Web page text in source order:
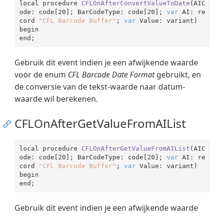
local procedure CFLOnAfterConvertValueToDate (AIC
ode: code[ 20 ]; BarCodeType: code[ 20 ]; var AI: re
cord
"CFL Barcode Buffer" ; var Value: variant )
begin
end
Gebruik dit event indien je een afwijkende waarde
voor de enum CFL Barcode Date Formatgebruikt, en
de conversie van de tekst-waarde naar datum-
waarde wil berekenen.
CFLOnAfterGetValueFromAIList
local procedure CFLOnAfterGetValueFromAIList (AIC
ode: code[ 20 ]; BarCodeType: code[ 20 ]; var AI: re
cord
"CFL Barcode Buffer" ; var Value: variant )
begin
end
Gebruik dit event indien je een afwijkende waarde